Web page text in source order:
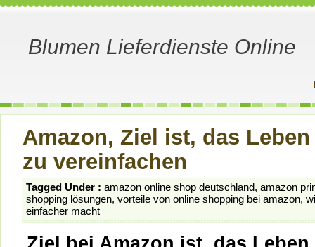
Blumen Lieferdienste Online
Amazon, Ziel ist, das
zu vereinfachen
Tagged Under : amazon online shop deutschland, amazon
shopping lösungen, vorteile von online shopping bei amazon,
einfacher macht